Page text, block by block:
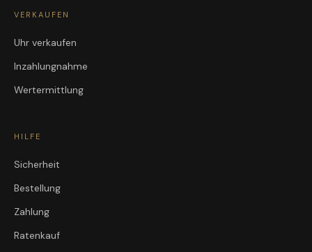
VERKAUFEN
Uhr verkaufen
Inzahlungnahme
Wertermittlung
HILFE
Sicherheit
Bestellung
Zahlung
Ratenkauf